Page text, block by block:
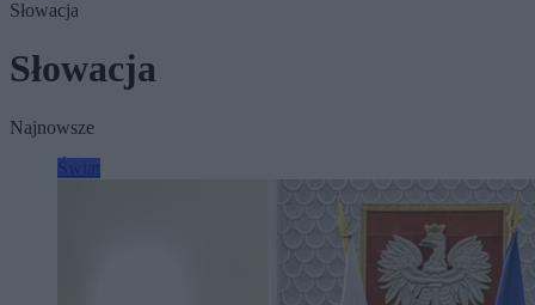
Słowacja
Słowacja
Najnowsze